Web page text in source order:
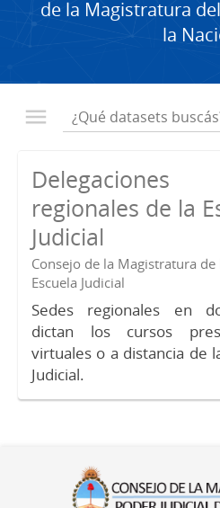
de la Magistratura
la
Delegaciones
regionales de la
Judicial
Consejo de la Magistratura de
Escuela Judicial
Sedes regionales en
dictan los cursos
virtuales o a distancia de
Judicial.